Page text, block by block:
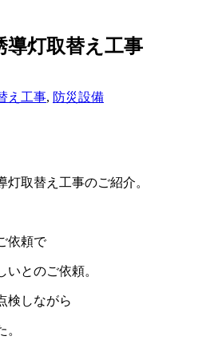
導灯取替え工事
え工事, 防災設備
取替え工事のご紹介。
依頼で
とのご依頼。
検しながら